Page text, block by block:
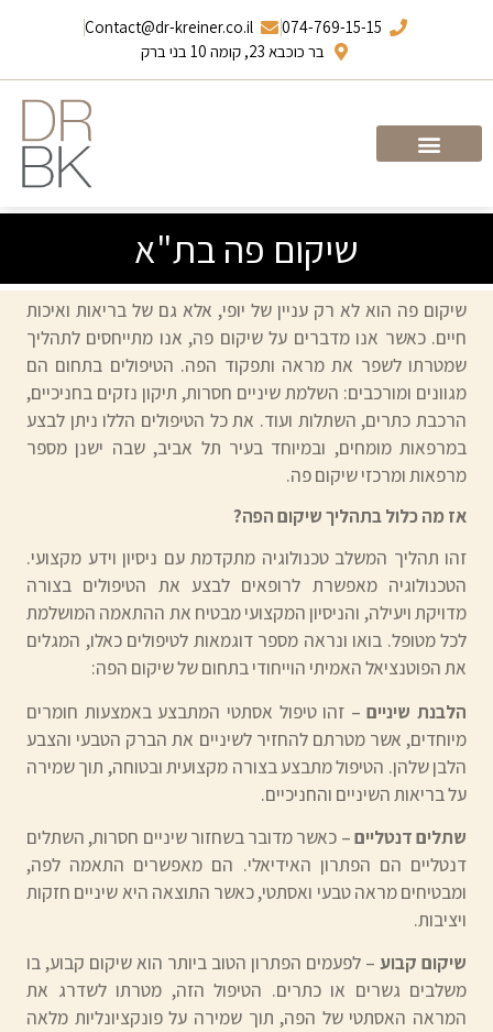
074-769-15-15
Contact@dr-kreiner.co.il
בר כוכבא 23, קומה 10 בני ברק
שיקום פה בת"א
שיקום פה הוא לא רק עניין של יופי, אלא גם של בריאות ואיכות
חיים. כאשר אנו מדברים על שיקום פה, אנו מתייחסים לתהליך
שמטרתו לשפר את מראה ותפקוד הפה. הטיפולים בתחום הם
מגוונים ומורכבים: השלמת שיניים חסרות, תיקון נזקים בחניכיים,
הרכבת כתרים, השתלות ועוד. את כל הטיפולים הללו ניתן לבצע
במרפאות מומחים, ובמיוחד בעיר תל אביב, שבה ישנן מספר
מרפאות ומרכזי שיקום פה.
אז מה כלול בתהליך שיקום הפה?
זהו תהליך המשלב טכנולוגיה מתקדמת עם ניסיון וידע מקצועי.
הטכנולוגיה מאפשרת לרופאים לבצע את הטיפולים בצורה
מדויקת ויעילה, והניסיון המקצועי מבטיח את ההתאמה המושלמת
לכל מטופל. בואו ונראה מספר דוגמאות לטיפולים כאלו, המגלים
את הפוטנציאל האמיתי הוייחודי בתחום של שיקום הפה:
הלבנת שיניים– זהו טיפול אסתטי המתבצע באמצעות חומרים
מיוחדים, אשר מטרתם להחזיר לשיניים את הברק הטבעי והצבע
הלבן שלהן. הטיפול מתבצע בצורה מקצועית ובטוחה, תוך שמירה
על בריאות השיניים והחניכיים.
שתלים דנטליים– כאשר מדובר בשחזור שיניים חסרות, השתלים
דנטליים הם הפתרון האידיאלי. הם מאפשרים התאמה לפה,
ומבטיחים מראה טבעי ואסתטי, כאשר התוצאה היא שיניים חזקות
ויציבות.
שיקום קבוע – לפעמים הפתרון הטוב ביותר הוא שיקום קבוע, בו
משלבים גשרים או כתרים. הטיפול הזה, מטרתו לשדרג את
המראה האסתטי של הפה, תוך שמירה על פונקציונליות מלאה